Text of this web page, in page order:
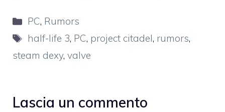
Categorie
PC, Rumors
Tag
half-life 3, PC, project citadel, rumors,
steam dexy, valve
Lascia un commento